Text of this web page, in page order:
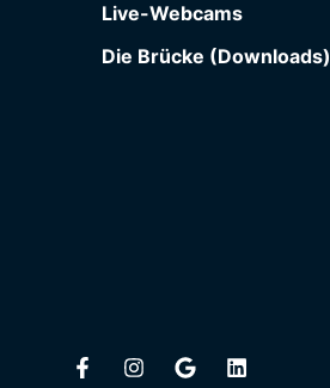
Live-Webcams
Die Brücke (Downloads)